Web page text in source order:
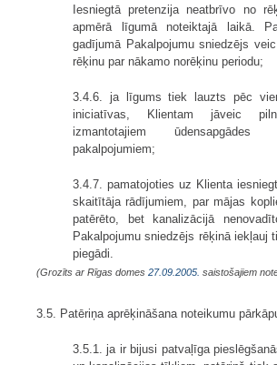
Iesniegtā pretenzija neatbrīvo no
apmērā līgumā noteiktajā laikā.
gadījumā Pakalpojumu sniedzējs
rēķinu par nākamo norēķinu periodu;
3.4.6. ja līgums tiek lauzts pēc
iniciatīvas, Klientam jāveic
izmantotajiem
pakalpojumiem;
3.4.7. pamatojoties uz Klienta
skaitītāja rādījumiem, par mājas
patērēto, bet kanalizācijā
Pakalpojumu sniedzējs rēķinā iekļauj
piegādi.
(Grozīts ar Rīgas domes 27.09.2005. saistošajiem
3.5. Patēriņa aprēķināšana noteikumu
3.5.1. ja ir bijusi patvaļīga